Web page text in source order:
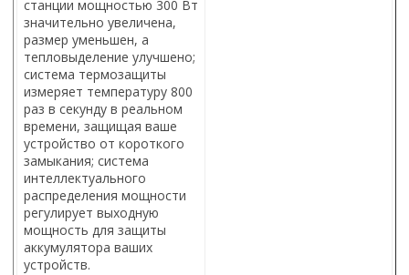
станции мощностью 300 Вт
значительно увеличена,
размер уменьшен, а
тепловыделение улучшено;
система термозащиты
измеряет температуру 800
раз в секунду в реальном
времени, защищая ваше
устройство от короткого
замыкания; система
интеллектуального
распределения мощности
регулирует выходную
мощность для защиты
аккумулятора ваших
устройств.